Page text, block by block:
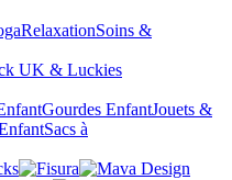
RelaxationSoins &
Gourdes EnfantJouets &
Sacs à